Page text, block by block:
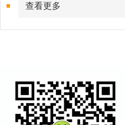
查看更多